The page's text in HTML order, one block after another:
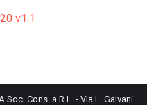
v1.1
Soc. Cons. a R.L. - Via L. Galvani